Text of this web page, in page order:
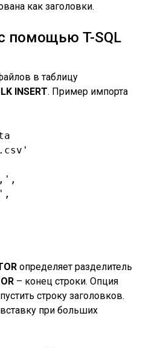
как заголовки.
помощью T-SQL
в таблицу
INSERT. Пример импорта
',',
определяет разделитель
– конец строки. Опция
строку заголовков.
при больших